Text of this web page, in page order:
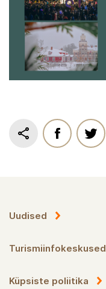
Uudised
Turismiinfokeskused
Küpsiste poliitika